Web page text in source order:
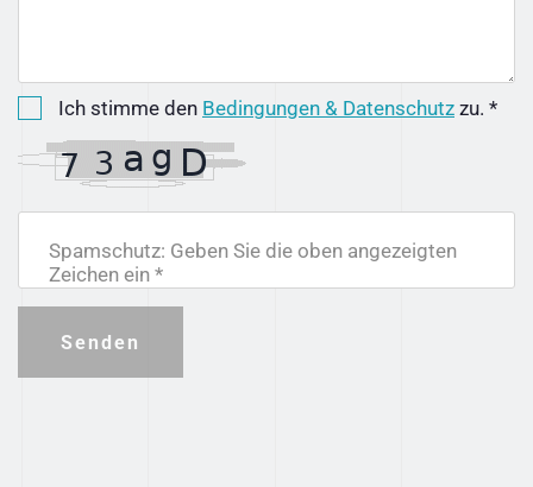
Ich stimme den Bedingungen & Datenschutz zu. *
Spamschutz: Geben Sie die oben angezeigten
Zeichen ein *
Senden